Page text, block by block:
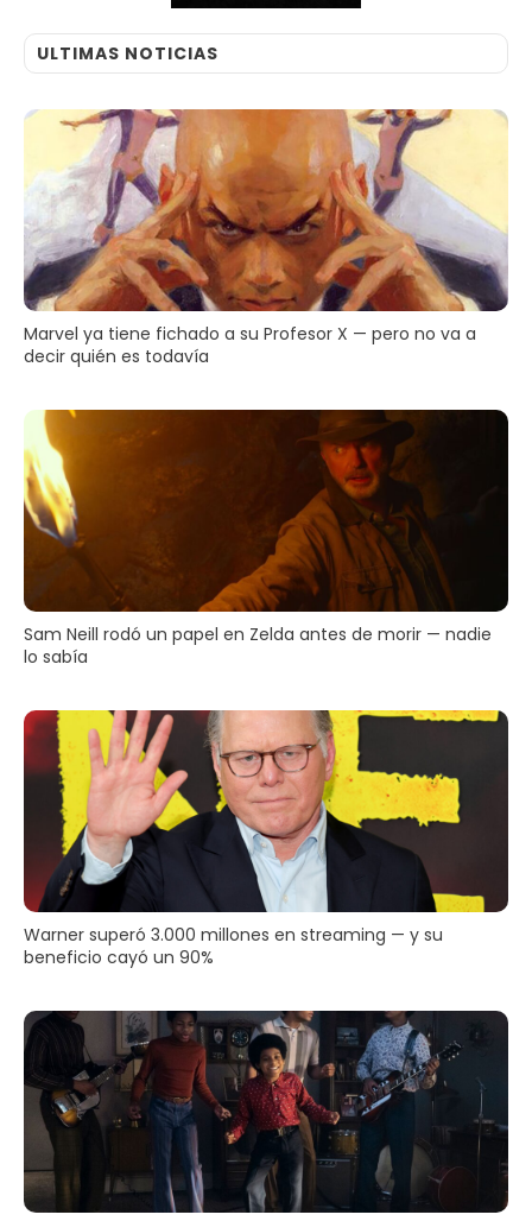
ULTIMAS NOTICIAS
Marvel ya tiene fichado a su Profesor X — pero no va a
decir quién es todavía
Sam Neill rodó un papel en Zelda antes de morir — nadie
lo sabía
Warner superó 3.000 millones en streaming — y su
beneficio cayó un 90%